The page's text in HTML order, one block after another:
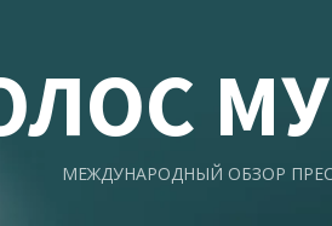
МЕЖДУНАРОДНЫЙ ОБЗОР